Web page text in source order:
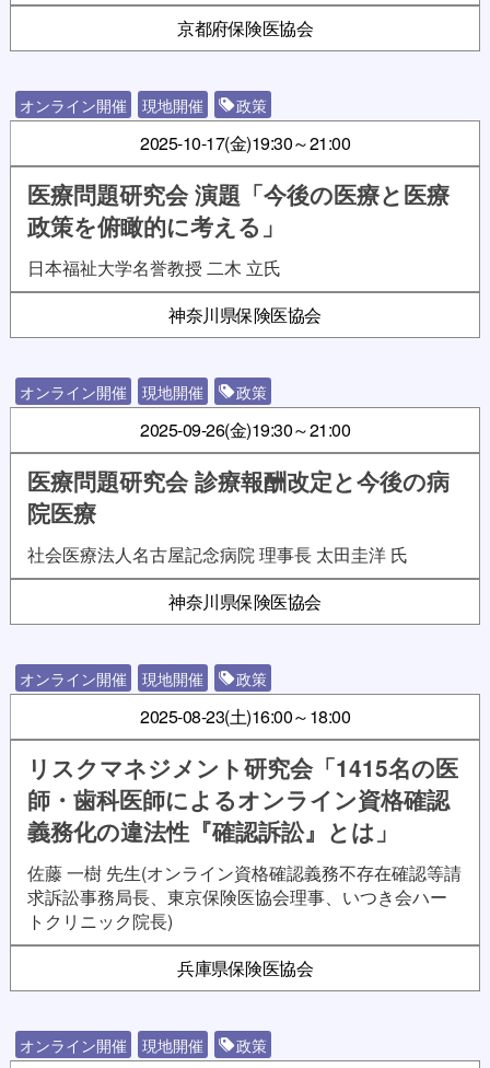
京都府保険医協会
オンライン開催 現地開催 政策
2025-10-17(金)19:30～21:00
医療問題研究会 演題「今後の医療と医療
政策を俯瞰的に考える」
日本福祉大学名誉教授 二木 立氏
神奈川県保険医協会
オンライン開催 現地開催 政策
2025-09-26(金)19:30～21:00
医療問題研究会 診療報酬改定と今後の病
院医療
社会医療法人名古屋記念病院 理事長 太田圭洋 氏
神奈川県保険医協会
オンライン開催 現地開催 政策
2025-08-23(土)16:00～18:00
リスクマネジメント研究会「1415名の医
師・歯科医師によるオンライン資格確認
義務化の違法性『確認訴訟』とは」
佐藤 一樹 先生(オンライン資格確認義務不存在確認等請
求訴訟事務局長、東京保険医協会理事、いつき会ハー
トクリニック院長)
兵庫県保険医協会
オンライン開催 現地開催 政策